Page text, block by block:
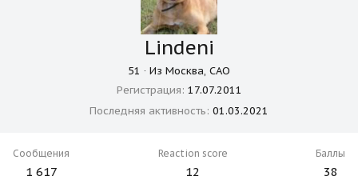
Lindeni
51 · Из Москва, САО
Регистрация 17.07.2011
Последняя активность 01.03.2021
Сообщения
1 617
Reaction score
12
Баллы
38